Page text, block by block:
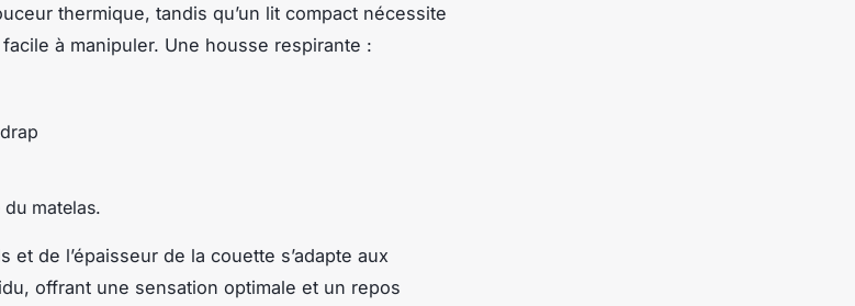
thermique, tandis qu’un lit compact nécessite
à manipuler. Une housse respirante :
matelas.
et de l’épaisseur de la couette s’adapte aux
offrant une sensation optimale et un repos